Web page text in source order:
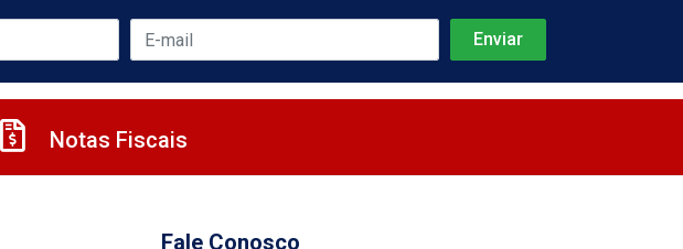
Notas Fiscais
Fale Conosco